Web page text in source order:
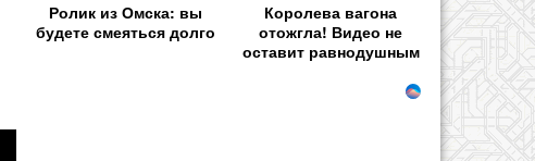
Ролик из Омска: вы
будете смеяться долго
Королева вагона
отожгла! Видео не
оставит равнодушным